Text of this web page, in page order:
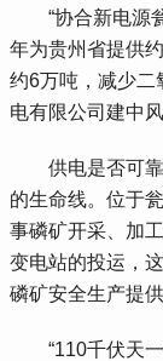
“协合新电源瓮
年为贵州省提供
约6万吨，减少二
电有限公司建中
供电是否可靠
的生命线。位于
事磷矿开采、加
变电站的投运，
磷矿安全生产提
“110千伏天一